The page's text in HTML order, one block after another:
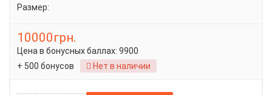
Размер:
10000грн.
Цена в бонусных баллах: 9900
+ 500 бонусов
Нет в наличии